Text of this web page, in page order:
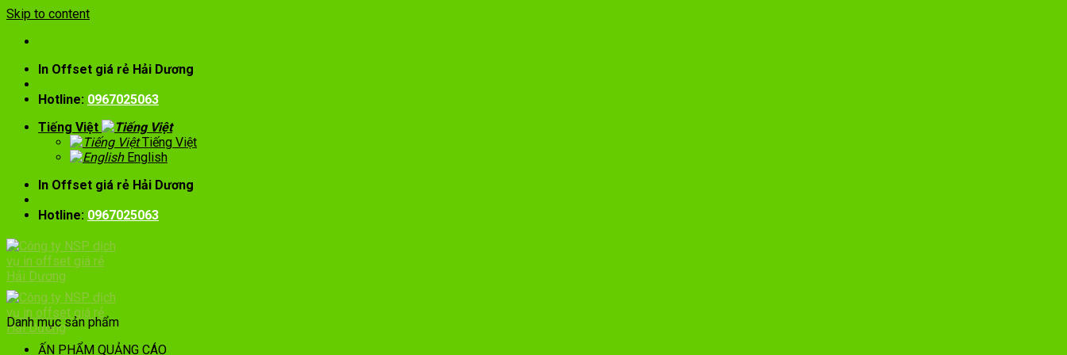
Skip to content
In Offset giá rẻ Hải Dương
Hotline: 0967025063
Tiếng Việt
Tiếng Việt
English
In Offset giá rẻ Hải Dương
Hotline: 0967025063
Danh mục sản phẩm
ẤN PHẨM QUẢNG CÁO